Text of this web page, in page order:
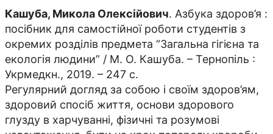
Кашуба, Микола Олексійович. Азбука здоров’я :
посібник для самостійної роботи студентів з
окремих розділів предмета “Загальна гігієна та
екологія людини” / М. О. Кашуба. – Тернопіль :
Укрмедкн., 2019. – 247 с.
Регулярний догляд за собою і своїм здоров’ям,
здоровий спосіб життя, основи здорового
глузду в харчуванні, фізичні та розумові